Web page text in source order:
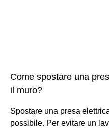
Come spostare una
il muro?
Spostare una presa
possibile. Per evitare un